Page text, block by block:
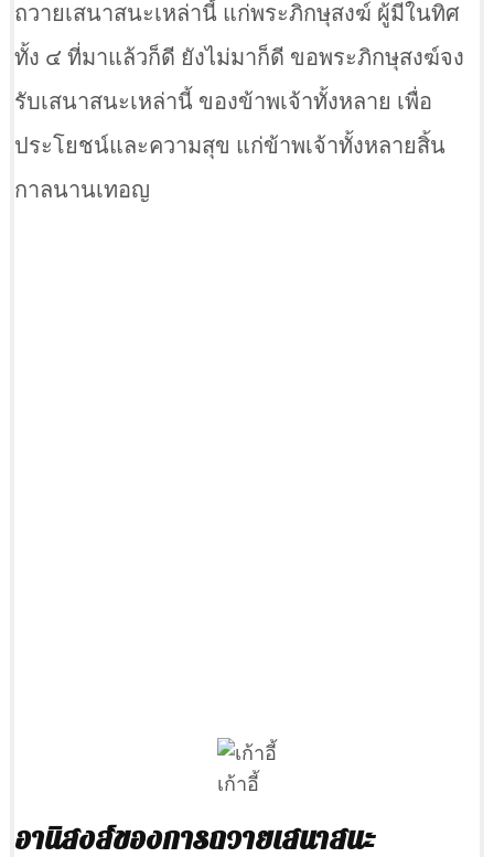
ถวายเสนาสนะเหล่านี้ แก่พระภิกษุสงฆ์ ผู้มีในทิศ
ทั้ง ๔ ที่มาแล้วก็ดี ยังไม่มาก็ดี ขอพระภิกษุสงฆ์จง
รับเสนาสนะเหล่านี้ ของข้าพเจ้าทั้งหลาย เพื่อ
ประโยชน์และความสุข แก่ข้าพเจ้าทั้งหลายสิ้น
กาลนานเทอญ
เก้าอี้
อานิสงส์ของการถวายเสนาสนะ